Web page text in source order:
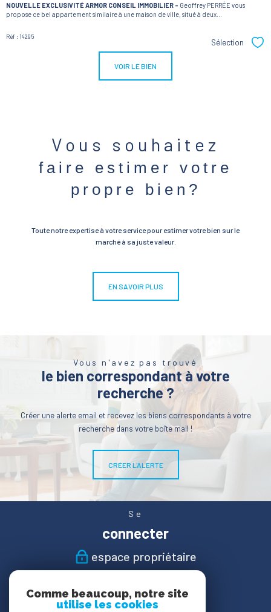
NOUVELLE EXCLUSIVITÉ ARMOR CONSEIL IMMOBILIER - Geoffrey PERRÉE vous
propose ce bel appartement similaire à une maison de ville, situé à deux...
Réf : 14295
Sélection
VOIR LE BIEN
Vous souhaitez
faire estimer votre
propre bien?
Toute notre expertise à votre service pour estimer votre bien sur le
marché à sa juste valeur.
EN SAVOIR PLUS
Vous n'avez pas trouvé
le bien correspondant à votre
recherche ?
Créer une alerte email et recevez les biens correspondants à votre
recherche dans votre boîte mail !
CRÉER L'ALERTE
Se
connecter
espace propriétaire
suivre
Comme beaucoup, notre site
utilise les cookies